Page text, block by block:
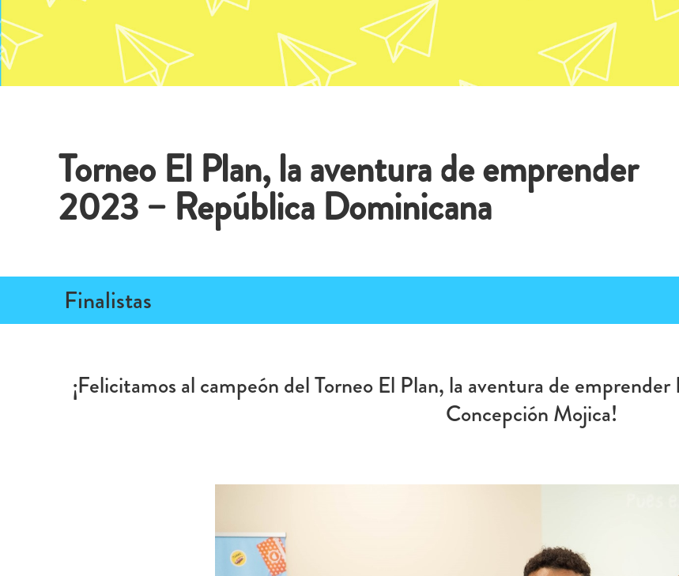
Torneo El Plan, la aventura de emprender
2023 – República Dominicana
Finalistas
¡Felicitamos al campeón del Torneo El Plan, la aventura de
Concepción Mojica!